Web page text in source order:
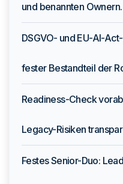
und benannten Ownern.
DSGVO- und EU-AI-
fester Bestandteil der
Readiness-Check
Legacy-Risiken
Festes Senior-Duo: